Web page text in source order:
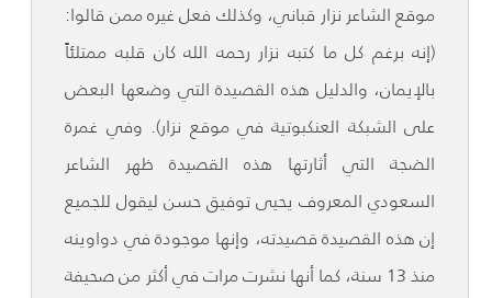
موقع الشاعر نزار قباني، وكذلك فعل غيره ممن قالوا:
(إنه برغم كل ما كتبه نزار رحمه الله كان قلبه ممتلئاً
بالإيمان، والدليل هذه القصيدة التي وضعها البعض
على الشبكة العنكبوتية في موقع نزار). وفي غمرة
الضجة التي أثارتها هذه القصيدة ظهر الشاعر
السعودي المعروف يحيى توفيق حسن ليقول للجميع
إن هذه القصيدة قصيدته، وإنها موجودة في دواوينه
منذ 13 سنة، كما أنها نشرت مرات في أكثر من صحيفة